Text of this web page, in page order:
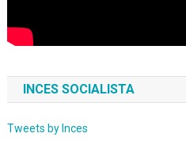
INCES SOCIALISTA
Tweets by Inces